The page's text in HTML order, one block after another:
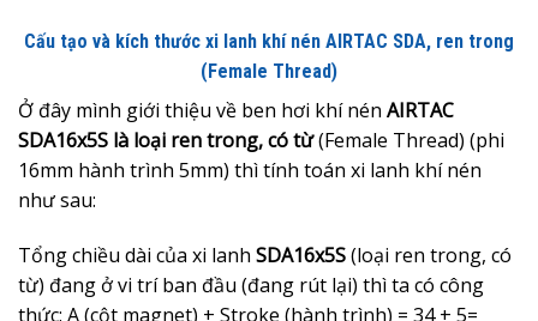
Cấu tạo và kích thước xi lanh khí nén AIRTAC SDA, ren trong
(Female Thread)
Ở đây mình giới thiệu về ben hơi khí nén AIRTAC
SDA16x5S là loại ren trong, có từ(Female Thread) (phi
16mm hành trình 5mm) thì tính toán xi lanh khí nén
như sau:
Tổng chiều dài của xi lanh SDA16x5S(loại ren trong, có
từ) đang ở vi trí ban đầu (đang rút lại) thì ta có công
thức: A (cột magnet) + Stroke (hành trình) = 34 + 5=